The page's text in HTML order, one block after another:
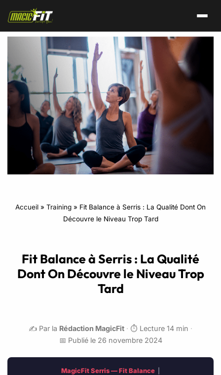
Accueil » Training » Fit Balance à Serris : La Qualité Dont On
Découvre le Niveau Trop Tard
Fit Balance à Serris : La Qualité
Dont On Découvre le Niveau Trop
Tard
✍️ Par la Rédaction MagicFit · ⏱️ Lecture 14 min ·
📅 Publié le 26 novembre 2024
MagicFit Serris — Fit Balance